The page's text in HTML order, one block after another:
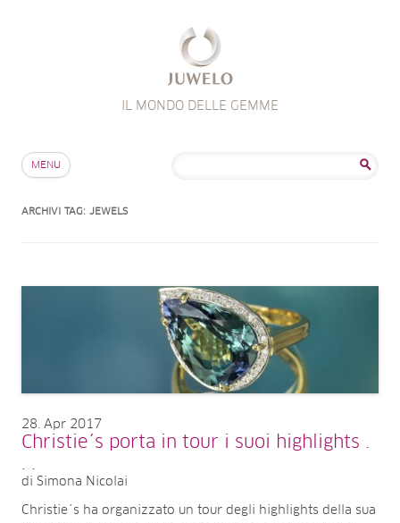
IL MONDO DELLE GEMME
MENU
ARCHIVI TAG: JEWELS
28 Apr 2017
Christie´s porta in tour i suoi highlights .
di Simona Nicolai
Christie´s ha organizzato un tour degli highlights della sua